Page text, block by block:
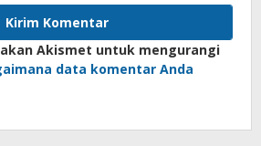
Akismet untuk mengurangi
data komentar Anda